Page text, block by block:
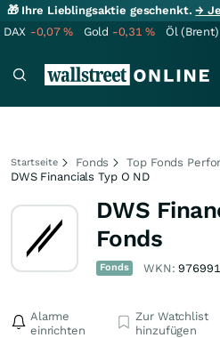
🎁 Ihre Lieblingsaktie geschenkt.→
DAX -0,07% Gold -0,31% Öl (Brent)
Startseite Fonds
Top Fonds
DWS Financials Typ O ND
DWS
Fonds
Fonds WKN:976991
Alarme
einrichten
Zur Watchlist
hinzufügen